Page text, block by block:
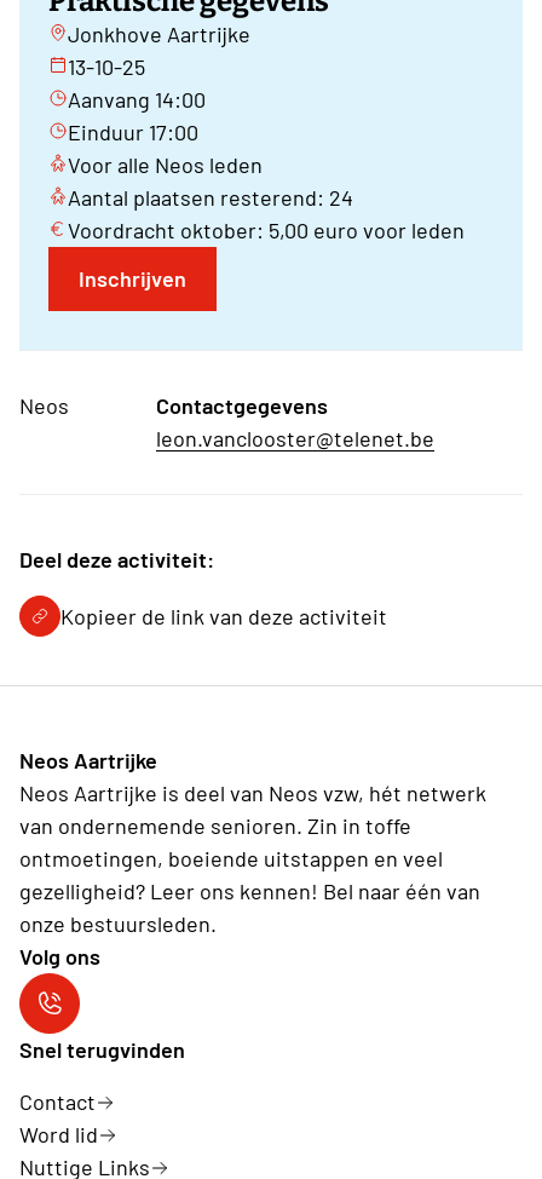
Jonkhove Aartrijke
13-10-25
Aanvang 14:00
Einduur 17:00
Voor alle Neos leden
Aantal plaatsen resterend: 24
Voordracht oktober: 5,00 euro voor leden
Inschrijven
Neos
Contactgegevens
leon.vanclooster@telenet.be
Deel deze activiteit:
Kopieer de link van deze activiteit
Neos Aartrijke
Neos Aartrijke is deel van Neos vzw, hét netwerk
van ondernemende senioren. Zin in toffe
ontmoetingen, boeiende uitstappen en veel
gezelligheid? Leer ons kennen! Bel naar één van
onze bestuursleden.
Volg ons
Neos Aartrijke
Snel terugvinden
Contact
Word lid
Nuttige Links